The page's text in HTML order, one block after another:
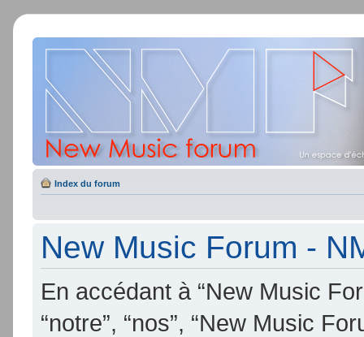
Index du forum
New Music Forum -
En accédant à “New Music
“notre”, “nos”, “New Music